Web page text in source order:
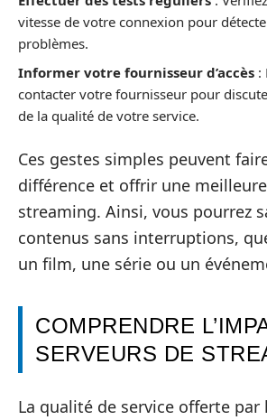
vitesse de votre connexion pour
problèmes.
Informer votre fournisseur d’accès :
contacter votre fournisseur pour
de la qualité de votre service.
Ces gestes simples peuvent
différence et offrir une
streaming. Ainsi, vous pourrez
contenus sans interruptions,
un film, une série ou un
COMPRENDRE
SERVEURS DE
La qualité de service offerte